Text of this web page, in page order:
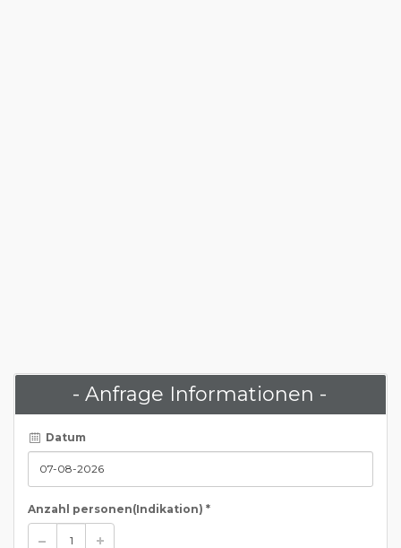
- Anfrage Informationen -
Datum
Anzahl personen(Indikation) *